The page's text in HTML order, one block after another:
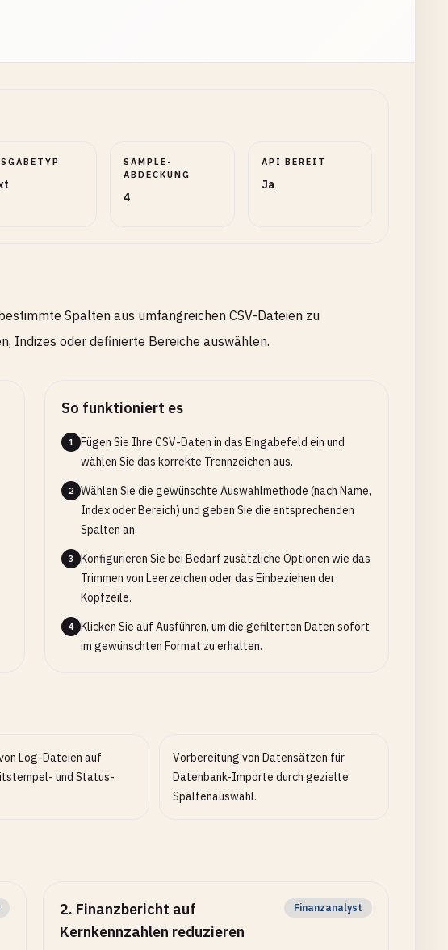
SAMPLE-
ABDECKUNG
4
API BEREIT
Ja
Spalten aus umfangreichen CSV-Dateien zu
Indizes oder definierte Bereiche auswählen.
So funktioniert es
1
Fügen Sie Ihre CSV-Daten in das Eingabefeld ein und
wählen Sie das korrekte Trennzeichen aus.
2
Wählen Sie die gewünschte Auswahlmethode (nach Name,
Index oder Bereich) und geben Sie die entsprechenden
Spalten an.
3
Konfigurieren Sie bei Bedarf zusätzliche Optionen wie das
Trimmen von Leerzeichen oder das Einbeziehen der
Kopfzeile.
4
Klicken Sie auf Ausführen, um die gefilterten Daten sofort
im gewünschten Format zu erhalten.
Log-Dateien auf
und Status-
Vorbereitung von Datensätzen für
Datenbank-Importe durch gezielte
Spaltenauswahl.
2. Finanzbericht auf
Kernkennzahlen reduzieren
Finanzanalyst